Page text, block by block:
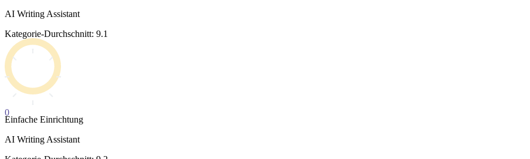
AI Writing Assistant
Kategorie-Durchschnitt: 9.1
0
Einfache Einrichtung
AI Writing Assistant